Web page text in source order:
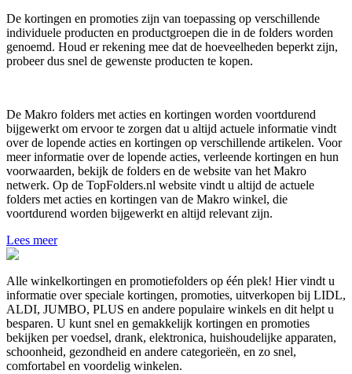
De kortingen en promoties zijn van toepassing op verschillende
individuele producten en productgroepen die in de folders worden
genoemd. Houd er rekening mee dat de hoeveelheden beperkt zijn,
probeer dus snel de gewenste producten te kopen.
De Makro folders met acties en kortingen worden voortdurend
bijgewerkt om ervoor te zorgen dat u altijd actuele informatie vindt
over de lopende acties en kortingen op verschillende artikelen. Voor
meer informatie over de lopende acties, verleende kortingen en hun
voorwaarden, bekijk de folders en de website van het Makro
netwerk. Op de TopFolders.nl website vindt u altijd de actuele
folders met acties en kortingen van de Makro winkel, die
voortdurend worden bijgewerkt en altijd relevant zijn.
Lees meer
Alle winkelkortingen en promotiefolders op één plek! Hier vindt u
informatie over speciale kortingen, promoties, uitverkopen bij LIDL,
ALDI, JUMBO, PLUS en andere populaire winkels en dit helpt u
besparen. U kunt snel en gemakkelijk kortingen en promoties
bekijken per voedsel, drank, elektronica, huishoudelijke apparaten,
schoonheid, gezondheid en andere categorieën, en zo snel,
comfortabel en voordelig winkelen.